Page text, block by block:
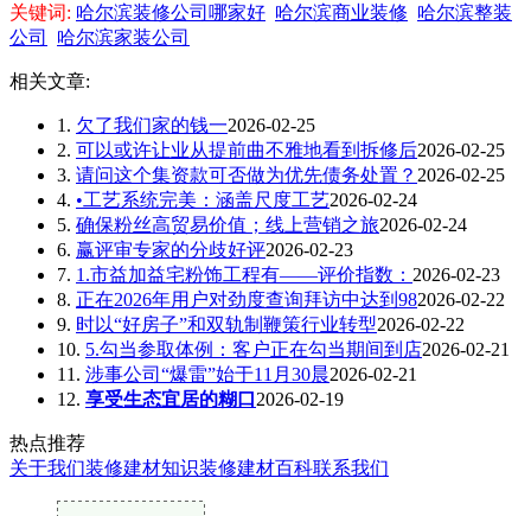
关键词: 哈尔滨装修公司哪家好 哈尔滨商业装修 哈尔滨整装
公司
哈尔滨家装公司
相关文章:
1. 欠了我们家的钱一2026-02-25
2. 可以或许让业从提前曲不雅地看到拆修后2026-02-25
3. 请问这个集资款可否做为优先债务处置？ 2026-02-25
4. •工艺系统完美：涵盖尺度工艺2026-02-24
5. 确保粉丝高贸易价值；线上营销之旅2026-02-24
6. 赢评审专家的分歧好评2026-02-23
7. 1.市益加益宅粉饰工程有——评价指数： 2026-02-23
8. 正在2026年用户对劲度查询拜访中达到982026-02-22
9. 时以“好房子”和双轨制鞭策行业转型2026-02-22
10. 5.勾当参取体例：客户正在勾当期间到店2026-02-21
11. 涉事公司“爆雷”始于11月30晨2026-02-21
12. 享受生态宜居的糊口 2026-02-19
热点推荐
关于我们装修建材知识装修建材百科联系我们